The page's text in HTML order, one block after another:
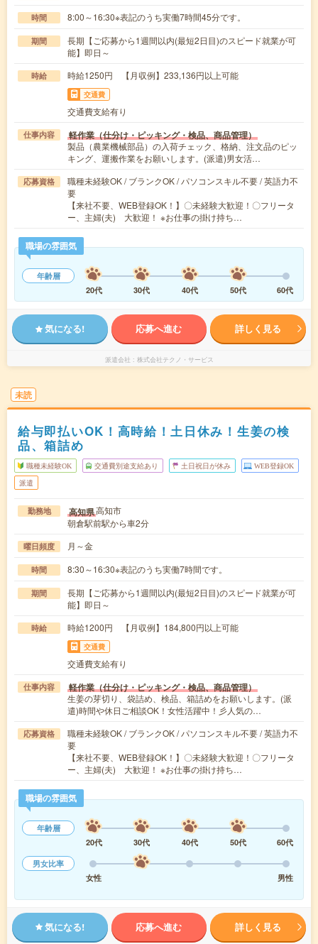
時間 8:00～16:30※表記のうち実働7時間45分です。
期間
長期【ご応募から1週間以内(最短2日目)のスピード就業が可
能】即日～
時給 時給1250円 【月収例】233,136円以上可能
交通費
交通費支給有り
仕事内容 軽作業（仕分け・ピッキング・検品、商品管理）
製品（農業機械部品）の入荷チェック、格納、注文品のピッ
キング、運搬作業をお願いします。(派遣)男女活…
応募資格
職種未経験OK / ブランクOK / パソコンスキル不要 / 英語力不
要
【来社不要、WEB登録OK！】〇未経験大歓迎！〇フリータ
ー、主婦(夫) 大歓迎！ ※お仕事の掛け持ち…
職場の雰囲気
年齢層
20代
30代 40代 50代 60代
気になる! 応募へ進む 詳しく見る
派遣会社 株式会社テクノ・サービス
未読
給与即払いOK！高時給！土日休み！生姜の検
品、箱詰め
職種未経験OK 交通費別途支給あり 土日祝日が休み WEB登録OK
派遣
勤務地 高知県高知市
朝倉駅前駅から車2分
曜日頻度 月～金
時間 8:30～16:30※表記のうち実働7時間です。
期間
長期【ご応募から1週間以内(最短2日目)のスピード就業が可
能】即日～
時給 時給1200円 【月収例】184,800円以上可能
交通費
交通費支給有り
仕事内容 軽作業（仕分け・ピッキング・検品、商品管理）
生姜の芽切り、袋詰め、検品、箱詰めをお願いします。(派
遣)時間や休日ご相談OK！女性活躍中！彡人気の…
応募資格
職種未経験OK / ブランクOK / パソコンスキル不要 / 英語力不
要
【来社不要、WEB登録OK！】〇未経験大歓迎！〇フリータ
ー、主婦(夫) 大歓迎！ ※お仕事の掛け持ち…
職場の雰囲気
年齢層
20代
30代 40代 50代
60代
男女比率
女性
男性
気になる! 応募へ進む 詳しく見る